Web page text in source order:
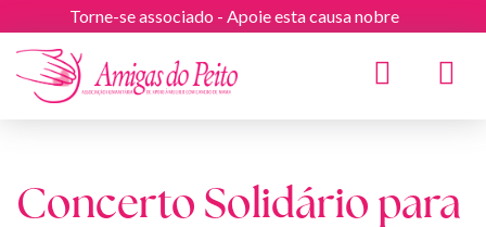
Torne-se associado - Apoie esta causa nobre
Concerto Solidário para